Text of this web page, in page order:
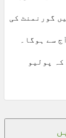
گورنمنٹ کی
آج سے ہوگا۔
پولیو